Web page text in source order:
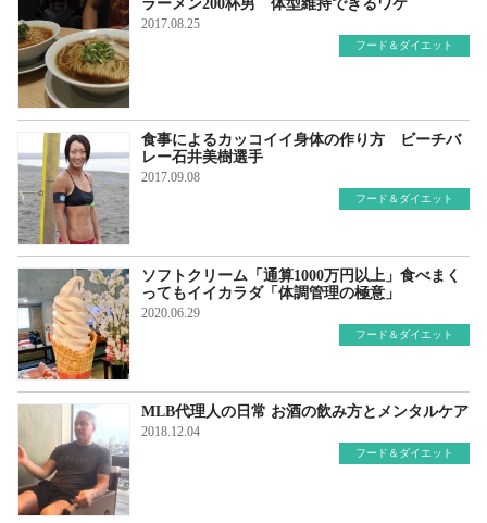
ラーメン200杯男 体型維持できるワケ
2017.08.25
フード＆ダイエット
食事によるカッコイイ身体の作り方 ビーチバ
レー石井美樹選手
2017.09.08
フード＆ダイエット
ソフトクリーム「通算1000万円以上」食べまく
ってもイイカラダ「体調管理の極意」
2020.06.29
フード＆ダイエット
MLB代理人の日常 お酒の飲み方とメンタルケア
2018.12.04
フード＆ダイエット